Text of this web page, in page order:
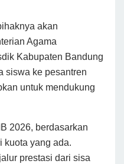
akan
Agama
Kabupaten Bandung
siswa ke pesantren
untuk mendukung
2026, berdasarkan
kuota yang ada.
prestasi dari sisa